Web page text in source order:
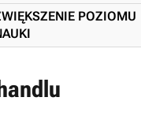
POZIOMU